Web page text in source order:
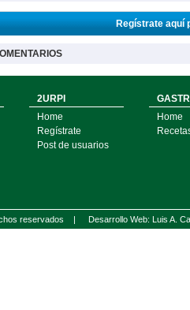
Regístrate aquí
2URPI
Home
Regístrate
Post de usuarios
Home
reservados | Desarrollo Web: Luis